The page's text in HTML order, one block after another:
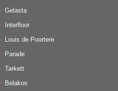
Gelasta
Interfloor
Louis de Poortere
Parade
Tarkett
Belakos